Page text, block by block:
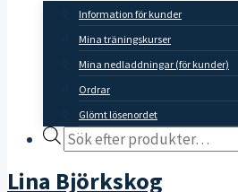
Information för kunder
Mina träningskurser
Mina nedladdningar (för kunder)
Ordrar
Glömt lösenordet
Products
Lina Björkskog